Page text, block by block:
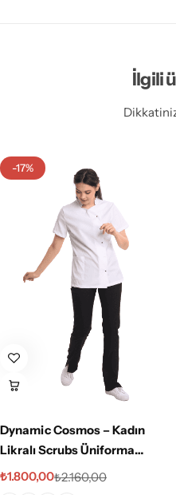
İlgili
-17%
Dynamic Cosmos – Kadın
Likralı Scrubs Üniforma
Takımı
₺2.160,00
₺1.800,00